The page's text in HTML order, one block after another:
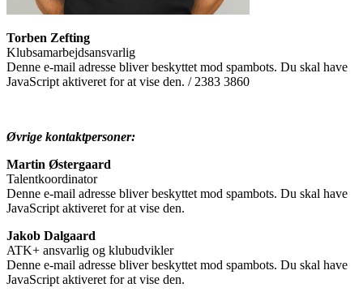
Torben Zefting
Klubsamarbejdsansvarlig
Denne e-mail adresse bliver beskyttet mod spambots. Du skal have
JavaScript aktiveret for at vise den. / 2383 3860
Øvrige kontaktpersoner:
Martin Østergaard
Talentkoordinator
Denne e-mail adresse bliver beskyttet mod spambots. Du skal have
JavaScript aktiveret for at vise den.
Jakob Dalgaard
ATK+ ansvarlig og klubudvikler
Denne e-mail adresse bliver beskyttet mod spambots. Du skal have
JavaScript aktiveret for at vise den.